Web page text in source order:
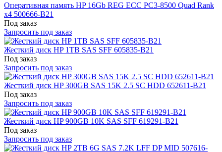
Оперативная память HP 16Gb REG ECC PC3-8500 Quad Rank
x4 500666-B21
Под заказ
Запросить под заказ
Жесткий диск HP 1TB SAS SFF 605835-B21
Под заказ
Запросить под заказ
Жесткий диск HP 300GB SAS 15K 2.5 SC HDD 652611-B21
Под заказ
Запросить под заказ
Жесткий диск HP 900GB 10K SAS SFF 619291-B21
Под заказ
Запросить под заказ